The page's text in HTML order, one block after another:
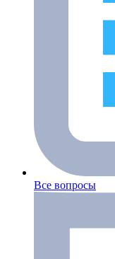
Все вопросы